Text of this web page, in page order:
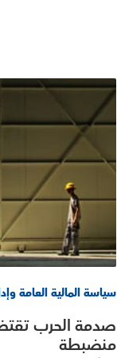
سياسة المالية العامة
صدمة الحرب
منضبطة